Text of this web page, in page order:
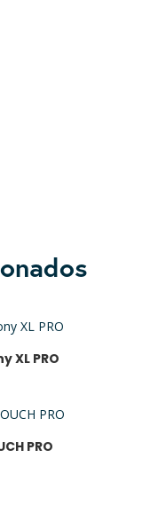
XL PRO
PRO